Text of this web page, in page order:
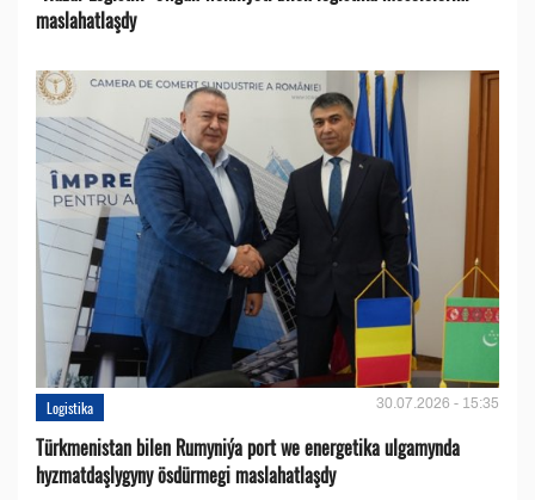
maslahatlaşdy
Logistika 30.07.2026 - 15:35
Türkmenistan bilen Rumyniýa port we energetika ulgamynda
hyzmatdaşlygyny ösdürmegi maslahatlaşdy